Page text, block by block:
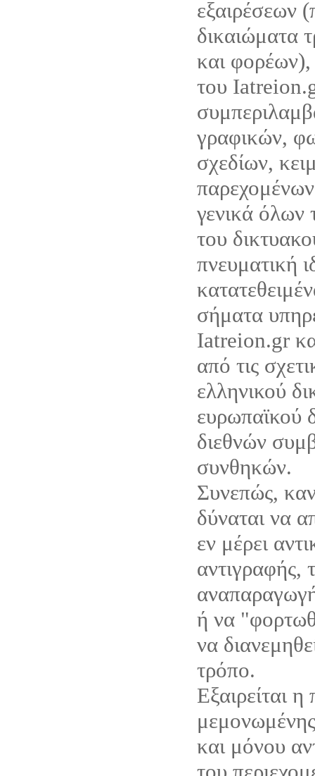
εξαιρέσεων
δικαιώματα
και φορέων),
του
γραφικών,
σχεδίων,
γενικά όλων
του
πνευματική
σήματα
Iatreion.gr
από τις
ελληνικού
ευρωπαϊκού
διεθνών
συνθηκών.
Συνεπώς,
δύναται να
εν μέρει
αντιγραφής,
ή να
να
τρόπο.
Εξαιρείται
και μόνου